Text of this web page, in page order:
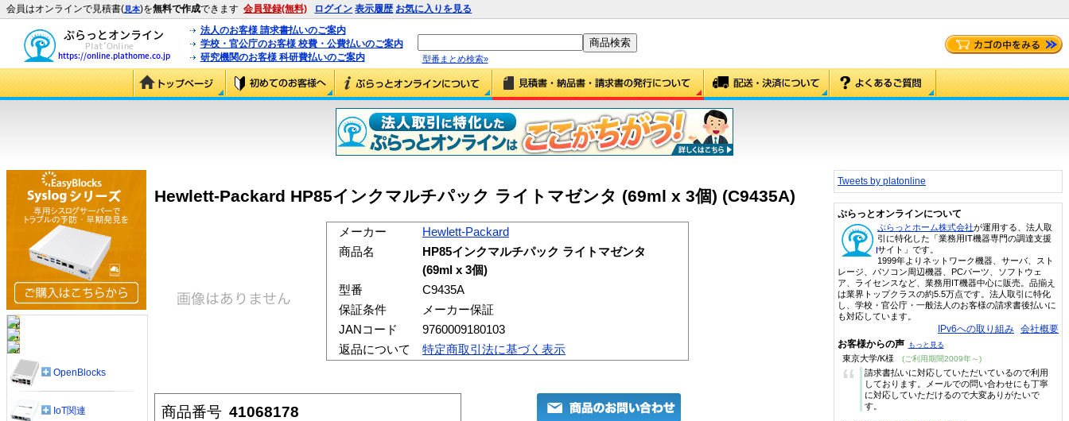
会員はオンラインで見積書(見本)を無料で作成できます 会員登録(無料) ログイン 表示履歴 お気に入りを見る
法人のお客様 請求書払いのご案内
学校・官公庁のお客様 校費・公費払いのご案内
研究機関のお客様 科研費払いのご案内
型番まとめ検索»
Hewlett-Packard HP85インクマルチパック ライトマゼンタ (69ml x 3個) (C9435A)
メーカー
Hewlett-Packard
商品名
HP85インクマルチパック ライトマゼンタ
(69ml x 3個)
型番
C9435A
保証条件
メーカー保証
JANコード
9760009180103
返品について
特定商取引法に基づく表示
商品番号 41068178
OpenBlocks
IoT関連
Tweets by platonline
ぷらっとオンラインについて
ぷらっとホーム株式会社が運用する、法人取
引に特化した「業務用IT機器専門の調達支援
サイト」です。
1999年よりネットワーク機器、サーバ、スト
レージ、パソコン周辺機器、PCパーツ、ソフトウェ
ア、ライセンスなど、業務用IT機器中心に販売。品揃え
は業界トップクラスの約5.5万点です。法人取引に特化
し、学校・官公庁・一般法人のお客様の請求書後払いに
も対応しています。
IPv6への取り組み 会社概要
お客様からの声 もっと見る
東京大学/K様 (ご利用期間2009年～)
“
請求書払いに対応していただいているので利用
しております。メールでの問い合わせにも丁寧
に対応していただけるので大変ありがたいで
す。